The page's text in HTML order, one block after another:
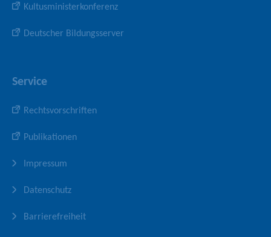
Kultusministerkonferenz
Deutscher Bildungsserver
Service
Rechtsvorschriften
Publikationen
Impressum
Datenschutz
Barrierefreiheit